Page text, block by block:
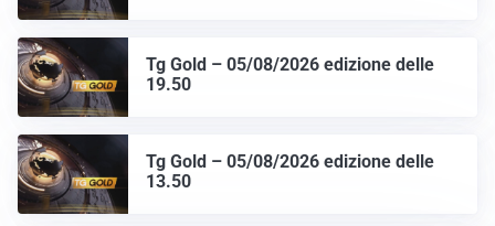
Tg Gold – 05/08/2026 edizione delle
19.50
Tg Gold – 05/08/2026 edizione delle
13.50